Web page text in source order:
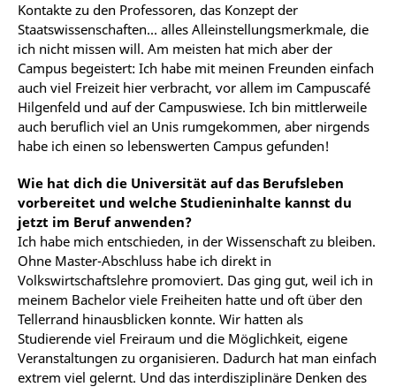
Kontakte zu den Professoren, das Konzept der
Staatswissenschaften... alles Alleinstellungsmerkmale, die
ich nicht missen will. Am meisten hat mich aber der
Campus begeistert: Ich habe mit meinen Freunden einfach
auch viel Freizeit hier verbracht, vor allem im Campuscafé
Hilgenfeld und auf der Campuswiese. Ich bin mittlerweile
auch beruflich viel an Unis rumgekommen, aber nirgends
habe ich einen so lebenswerten Campus gefunden!
Wie hat dich die Universität auf das Berufsleben
vorbereitet und welche Studieninhalte kannst du
jetzt im Beruf anwenden?
Ich habe mich entschieden, in der Wissenschaft zu bleiben.
Ohne Master-Abschluss habe ich direkt in
Volkswirtschaftslehre promoviert. Das ging gut, weil ich in
meinem Bachelor viele Freiheiten hatte und oft über den
Tellerrand hinausblicken konnte. Wir hatten als
Studierende viel Freiraum und die Möglichkeit, eigene
Veranstaltungen zu organisieren. Dadurch hat man einfach
extrem viel gelernt. Und das interdisziplinäre Denken des